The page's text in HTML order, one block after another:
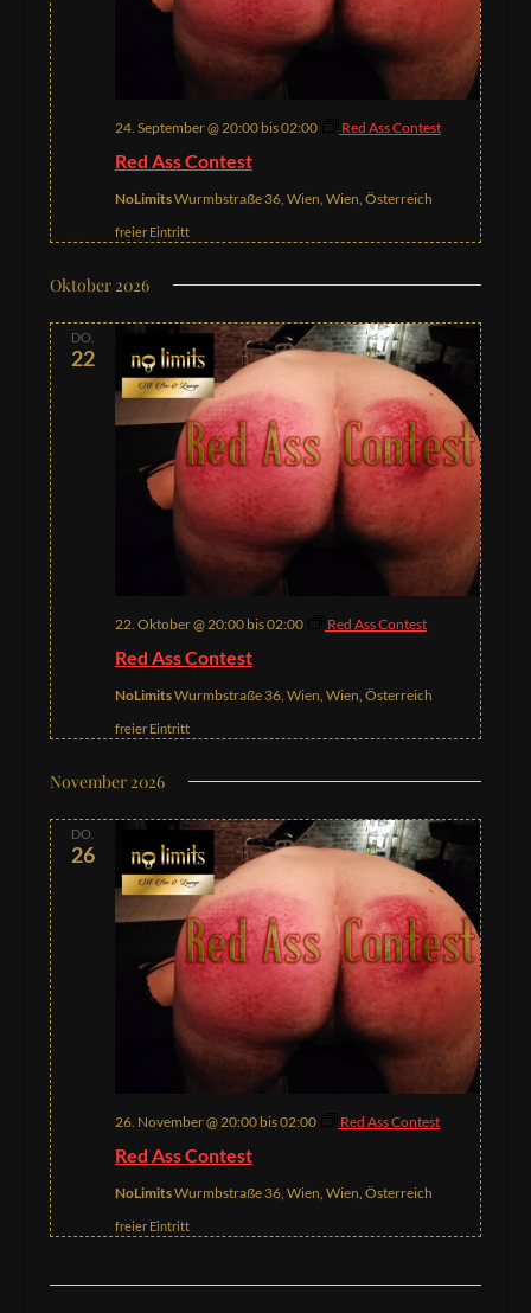
Red Ass Contest
24. September @ 20:00bis02:00 Red Ass Contest
NoLimitsWurmbstraße 36, Wien, Wien, Österreich
freier Eintritt
Oktober 2026
DO.
22
Red Ass Contest
22. Oktober @ 20:00bis02:00 Red Ass Contest
NoLimitsWurmbstraße 36, Wien, Wien, Österreich
freier Eintritt
November 2026
DO.
26
Red Ass Contest
26. November @ 20:00bis02:00 Red Ass Contest
NoLimitsWurmbstraße 36, Wien, Wien, Österreich
freier Eintritt